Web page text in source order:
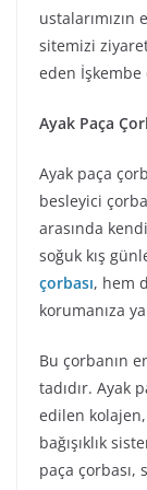
sitemizi
eden İşkembe
Ayak Paça
Ayak paça
besleyici
arasında
soğuk kış
çorbası, hem
korumanıza
Bu çorbanın
tadıdır. Ayak
edilen
bağışıklık
paça